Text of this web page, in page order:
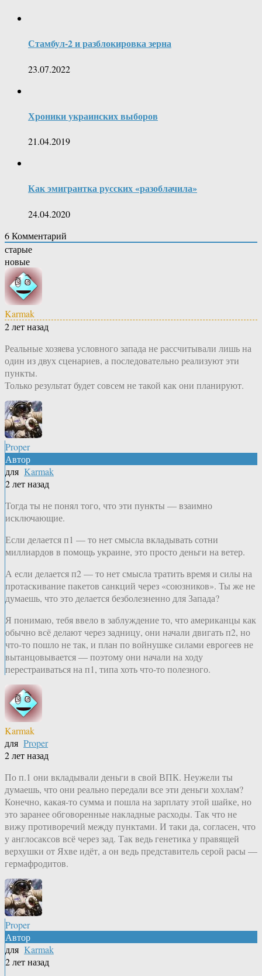
Стамбул-2 и разблокировка зерна
23.07.2022
Хроники украинских выборов
21.04.2019
Как эмигрантка русских «разоблачила»
24.04.2020
6Комментарий
старые
новые
Karmak
2 лет назад
Реальные хозяева условного запада не рассчитывали лишь на
один из двух сценариев, а последовательно реализуют эти
пункты.
Только результат будет совсем не такой как они планируют.
Proper
Автор
для Karmak
2 лет назад
Тогда ты не понял того, что эти пункты — взаимно
исключающие.
Если делается п1 — то нет смысла вкладывать сотни
миллиардов в помощь украине, это просто деньги на ветер.
А если делается п2 — то нет смысла тратить время и силы на
протаскивание пакетов санкций через «союзников». Ты же не
думаешь, что это делается безболезненно для Запада?
Я понимаю, тебя ввело в заблуждение то, что американцы как
обычно всё делают через задницу, они начали двигать п2, но
что-то пошло не так, и план по войнушке силами еврогеев не
вытанцовывается — поэтому они начали на ходу
перестраиваться на п1, типа хоть что-то полезного.
Karmak
для Proper
2 лет назад
По п.1 они вкладывали деньги в свой ВПК. Неужели ты
думаешь, что они реально передали все эти деньги хохлам?
Конечно, какая-то сумма и пошла на зарплату этой шайке, но
это заранее обговоренные накладные расходы. Так что не
вижу противоречий между пунктами. И таки да, согласен, что
у англосаксов всё через зад. Так ведь генетика у правящей
верхушки от Яхве идёт, а он ведь представитель серой расы —
гермафродитов.
Proper
Автор
для Karmak
2 лет назад